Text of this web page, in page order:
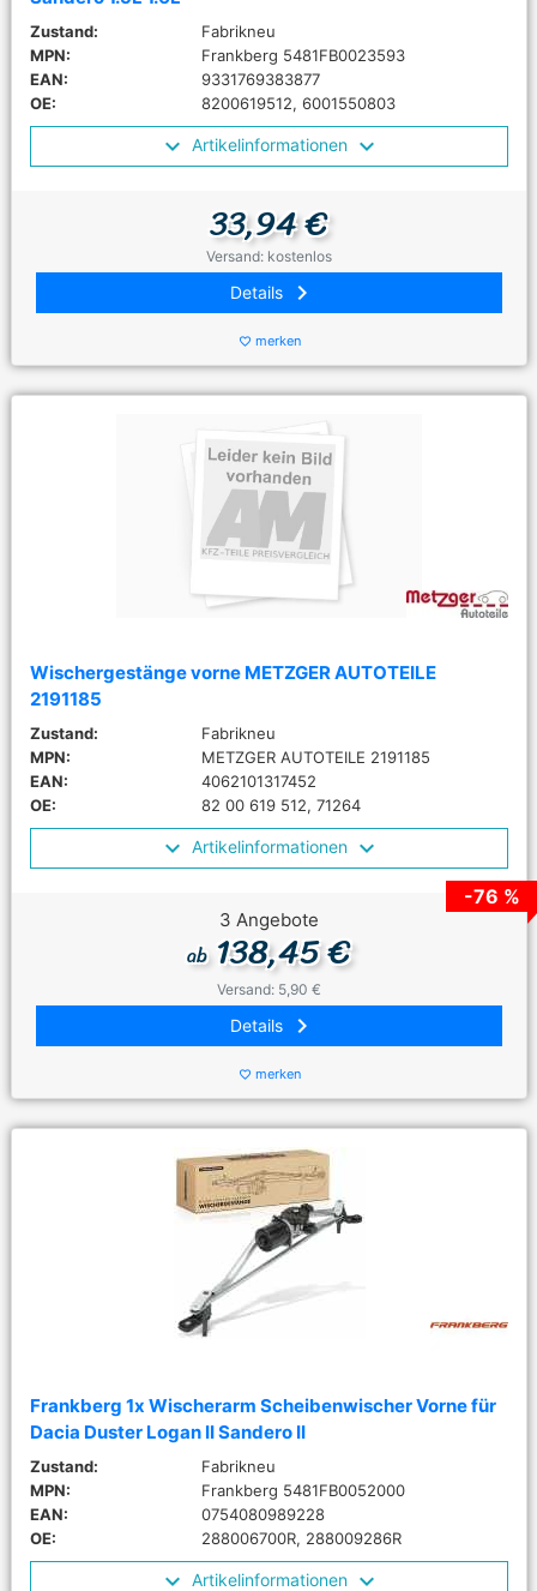
Zustand:
Fabrikneu
MPN:
Frankberg 5481FB0023593
EAN:
9331769383877
OE:
8200619512, 6001550803
Artikelinformationen
33,94 €
Versand: kostenlos
Details keyboard_arrow_right
favorite_border merken
Wischergestänge vorne METZGER AUTOTEILE
2191185
Zustand:
Fabrikneu
MPN:
METZGER AUTOTEILE 2191185
EAN:
4062101317452
OE:
82 00 619 512, 71264
Artikelinformationen
-76 %
3 Angebote
ab138,45 €
Versand: 5,90 €
Details keyboard_arrow_right
favorite_border merken
Frankberg 1x Wischerarm Scheibenwischer Vorne für
Dacia Duster Logan II Sandero II
Zustand:
Fabrikneu
MPN:
Frankberg 5481FB0052000
EAN:
0754080989228
OE:
288006700R, 288009286R
Artikelinformationen